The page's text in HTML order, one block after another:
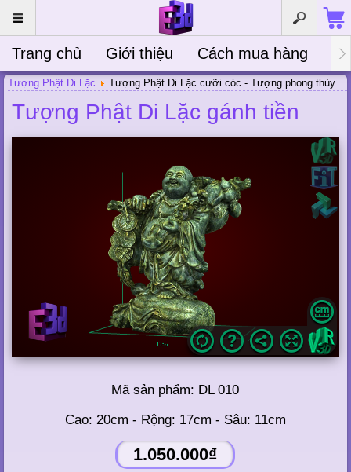
Trang chủ Giới thiệu Cách mua hàng
Tượng Phật Di Lặc Tượng Phật Di Lặc cưỡi cóc - Tượng phong thủy
Tượng Phật Di Lặc gánh tiền
Mã sản phẩm: DL 010
Cao: 20cm - Rộng: 17cm - Sâu: 11cm
1.050.000₫